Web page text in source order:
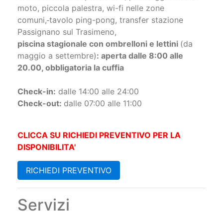
Passignano sul Trasimeno,
piscina stagionale con ombrelloni e lettini(da
maggio a settembre): aperta dalle 8:00 alle
20.00, obbligatoria la cuffia
Check-in:dalle 14:00 alle 24:00
RICHIEDI PREVENTIVO
Servizi
Ristorante